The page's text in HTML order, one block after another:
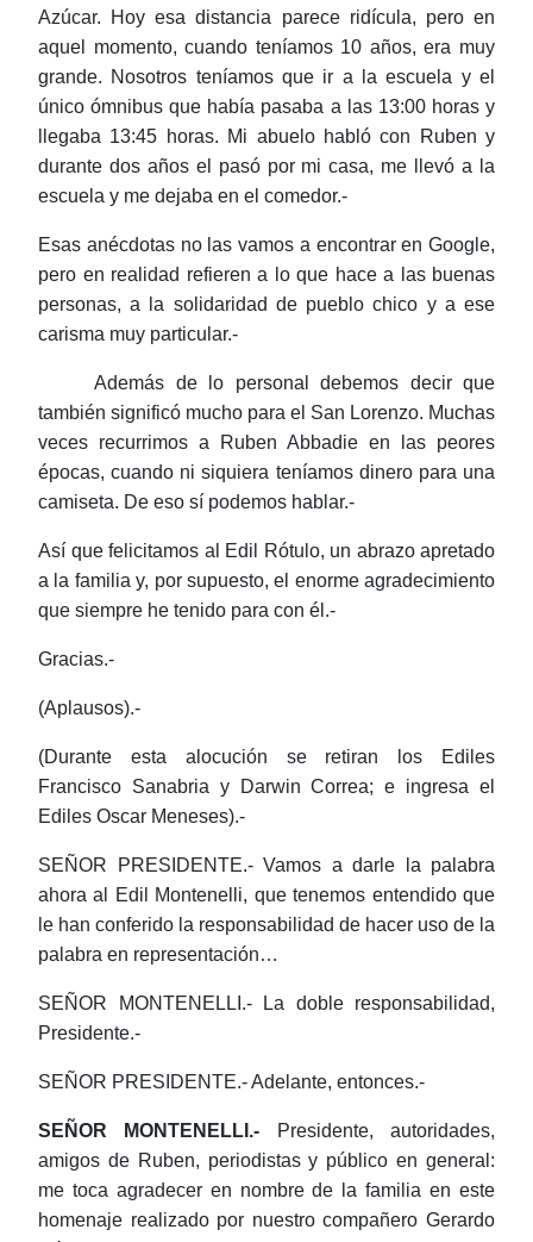
Azúcar. Hoy esa distancia parece ridícula, pero en
aquel momento, cuando teníamos 10 años, era muy
grande. Nosotros teníamos que ir a la escuela y el
único ómnibus que había pasaba a las 13:00 horas y
llegaba 13:45 horas. Mi abuelo habló con Ruben y
durante dos años el pasó por mi casa, me llevó a la
escuela y me dejaba en el comedor.-
Esas anécdotas no las vamos a encontrar en Google,
pero en realidad refieren a lo que hace a las buenas
personas, a la solidaridad de pueblo chico y a ese
carisma muy particular.-
Además de lo personal debemos decir que
también significó mucho para el San Lorenzo. Muchas
veces recurrimos a Ruben Abbadie en las peores
épocas, cuando ni siquiera teníamos dinero para una
camiseta. De eso sí podemos hablar.-
Así que felicitamos al Edil Rótulo, un abrazo apretado
a la familia y, por supuesto, el enorme agradecimiento
que siempre he tenido para con él.-
Gracias.-
(Aplausos).-
(Durante esta alocución se retiran los Ediles
Francisco Sanabria y Darwin Correa; e ingresa el
Ediles Oscar Meneses).-
SEÑOR PRESIDENTE.- Vamos a darle la palabra
ahora al Edil Montenelli, que tenemos entendido que
le han conferido la responsabilidad de hacer uso de la
palabra en representación…
SEÑOR MONTENELLI.- La doble responsabilidad,
Presidente.-
SEÑOR PRESIDENTE.- Adelante, entonces.-
SEÑOR MONTENELLI.- Presidente, autoridades,
amigos de Ruben, periodistas y público en general:
me toca agradecer en nombre de la familia en este
homenaje realizado por nuestro compañero Gerardo